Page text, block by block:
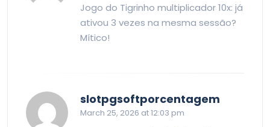
Jogo do Tigrinho multiplicador 10x: já
ativou 3 vezes na mesma sessão?
Mítico!
slotpgsoftporcentagem
March 25, 2026 at 12:03 pm